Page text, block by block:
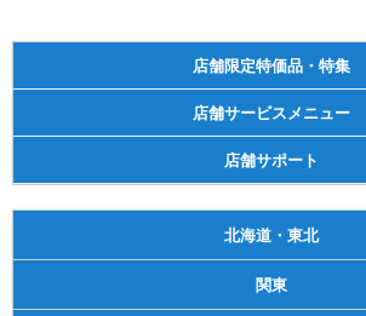
店舗限定特価品・特集
店舗サービスメニュー
店舗サポート
北海道・東北
関東